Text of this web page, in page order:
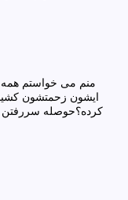
منم می خواستم
ایشون زحمتشون
کرده؟حوصله